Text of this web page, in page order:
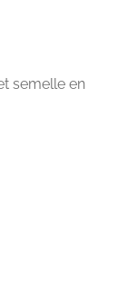
semelle en